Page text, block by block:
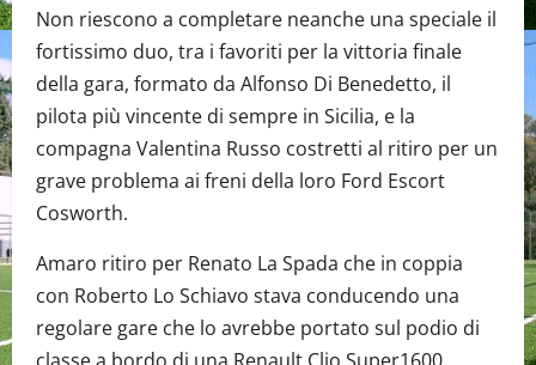
Non riescono a completare neanche una speciale il
fortissimo duo, tra i favoriti per la vittoria finale
della gara, formato da Alfonso Di Benedetto, il
pilota più vincente di sempre in Sicilia, e la
compagna Valentina Russo costretti al ritiro per un
grave problema ai freni della loro Ford Escort
Cosworth.
Amaro ritiro per Renato La Spada che in coppia
con Roberto Lo Schiavo stava conducendo una
regolare gare che lo avrebbe portato sul podio di